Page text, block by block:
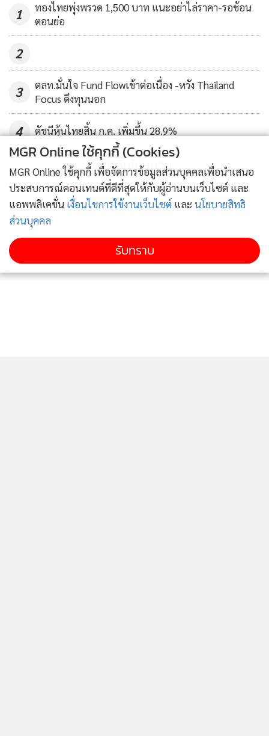
1
ทองไทยพุ่งพรวด 1,500 บาท แนะอย่าไล่ราคา-รอช้อน
ตอนย่อ
2
3
ตลท.มั่นใจ Fund Flowเข้าต่อเนื่อง -หวัง Thailand
Focus ดึงทุนนอก
4 ดัชนีหุ้นไทยสิ้น ก.ค. เพิ่มขึ้น 28.9%
ข่าวอื่นในหมวด
MGR Online ใช้คุกกี้ (Cookies)
MGR Online ใช้คุกกี้ เพื่อจัดการข้อมูลส่วนบุคคลเพื่อนำเสนอ
ประสบการณ์คอนเทนต์ที่ดีที่สุดให้กับผู้อ่านบนเว็บไซต์ และ
แอพพลิเคชั่น เงื่อนไขการใช้งานเว็บไซต์ และ นโยบายสิทธิ
ส่วนบุคคล
รับทราบ